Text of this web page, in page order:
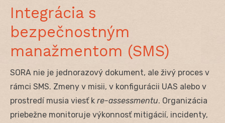
Integrácia s
bezpečnostným
manažmentom (SMS)
SORA nie je jednorazový dokument, ale živý proces v
rámci SMS. Zmeny v misii, v konfigurácii UAS alebo v
prostredí musia viesť k re-assessmentu. Organizácia
priebežne monitoruje výkonnosť mitigácií, incidenty,